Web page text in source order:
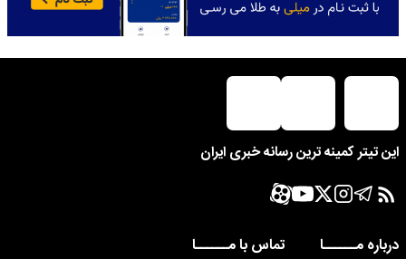
این تیتر کمینه ترین رسانه خبری ایران
درباره مــــــا
تماس با مــــــا